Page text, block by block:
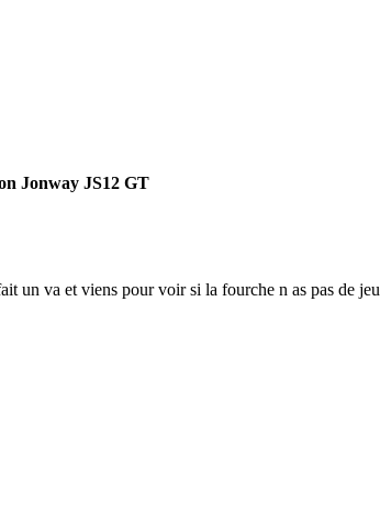
Jonway JS12 GT
un va et viens pour voir si la fourche n as pas de jeu